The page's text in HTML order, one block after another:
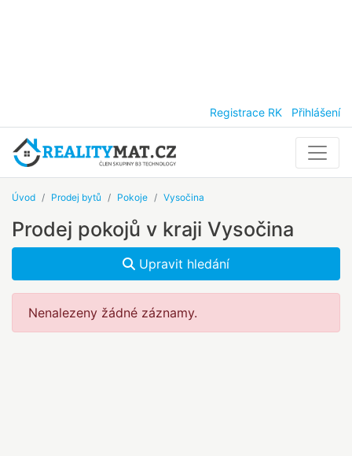
Registrace RK Přihlášení
Úvod Prodej bytů Pokoje Vysočina
Prodej pokojů v kraji Vysočina
Upravit hledání
Nenalezeny žádné záznamy.